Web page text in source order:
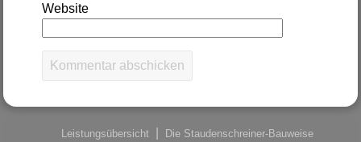
Website
Leistungsübersicht
Die Staudenschreiner-Bauweise